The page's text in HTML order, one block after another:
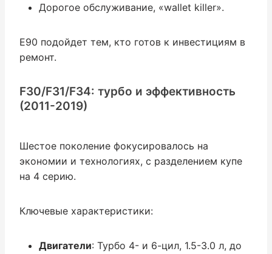
Дорогое обслуживание, «wallet killer».
E90 подойдет тем, кто готов к инвестициям в
ремонт.
F30/F31/F34: турбо и эффективность
(2011-2019)
Шестое поколение фокусировалось на
экономии и технологиях, с разделением купе
на 4 серию.
Ключевые характеристики:
Двигатели: Турбо 4- и 6-цил, 1.5-3.0 л, до